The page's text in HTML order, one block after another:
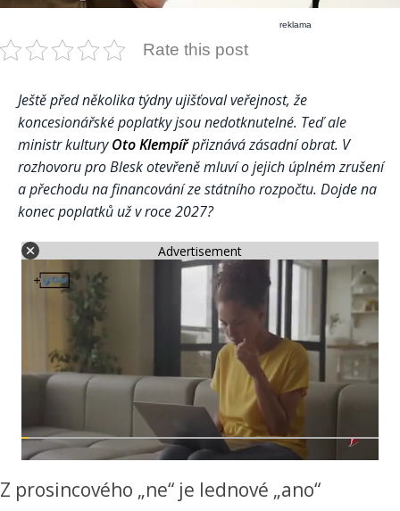
reklama
Rate this post
Ještě před několika týdny ujišťoval veřejnost, že
koncesionářské poplatky jsou nedotknutelné. Teď ale
ministr kulturyOto Klempířpřiznává zásadní obrat. V
rozhovoru pro Blesk otevřeně mluví o jejich úplném zrušení
a přechodu na financování ze státního rozpočtu. Dojde na
konec poplatků už v roce 2027?
Advertisement
Z prosincového „ne“ je lednové „ano“